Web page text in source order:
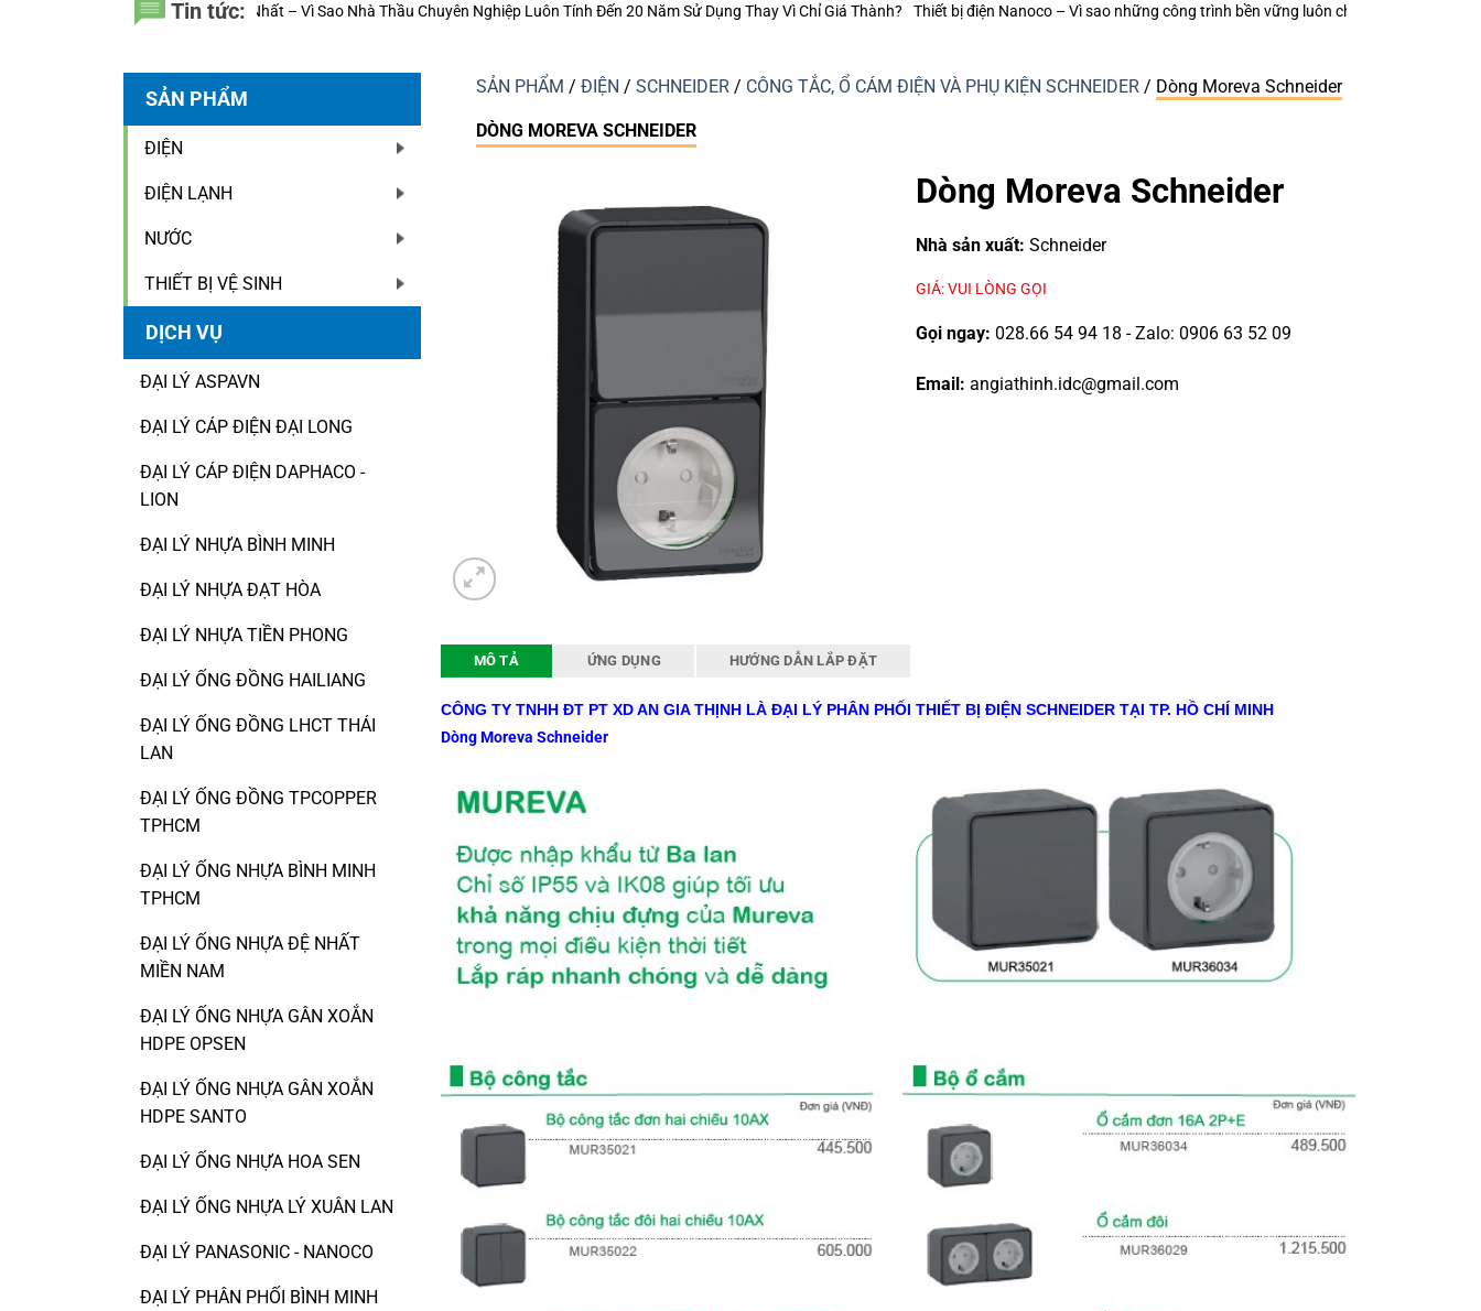
Tin tức:
Nhựa Đệ Nhất – Vì Sao Nhà Thầu Chuyên Nghiệp Luôn Tính Đến 20 Năm Sử Dụng Thay Vì Chỉ Giá Thành? Thiết bị điện Nanoco – Vì sao những công trình bền vững luôn chú trọng từng thiết bị điện nhỏ?
SẢN PHẨM
ĐIỆN
ĐIỆN LẠNH
NƯỚC
THIẾT BỊ VỆ SINH
DỊCH VỤ
ĐẠI LÝ ASPAVN
ĐẠI LÝ CÁP ĐIỆN ĐẠI LONG
ĐẠI LÝ CÁP ĐIỆN DAPHACO -
LION
ĐẠI LÝ NHỰA BÌNH MINH
ĐẠI LÝ NHỰA ĐẠT HÒA
ĐẠI LÝ NHỰA TIỀN PHONG
ĐẠI LÝ ỐNG ĐỒNG HAILIANG
ĐẠI LÝ ỐNG ĐỒNG LHCT THÁI
LAN
ĐẠI LÝ ỐNG ĐỒNG TPCOPPER
TPHCM
ĐẠI LÝ ỐNG NHỰA BÌNH MINH
TPHCM
ĐẠI LÝ ỐNG NHỰA ĐỆ NHẤT
MIỀN NAM
ĐẠI LÝ ỐNG NHỰA GÂN XOẮN
HDPE OPSEN
ĐẠI LÝ ỐNG NHỰA GÂN XOẮN
HDPE SANTO
ĐẠI LÝ ỐNG NHỰA HOA SEN
ĐẠI LÝ ỐNG NHỰA LÝ XUÂN LAN
ĐẠI LÝ PANASONIC - NANOCO
ĐẠI LÝ PHÂN PHỐI BÌNH MINH
SẢN PHẨM / ĐIỆN / SCHNEIDER / CÔNG TẮC, Ổ CÁM ĐIỆN VÀ PHỤ KIỆN SCHNEIDER / Dòng Moreva Schneider
DÒNG MOREVA SCHNEIDER
Dòng Moreva Schneider
Nhà sản xuất: Schneider
GIÁ: VUI LÒNG GỌI
Gọi ngay: 028.66 54 94 18 - Zalo: 0906 63 52 09
Email: angiathinh.idc@gmail.com
MÔ TẢ ỨNG DỤNG HƯỚNG DẪN LẮP ĐẶT
CÔNG TY TNHH ĐT PT XD AN GIA THỊNH LÀ ĐẠI LÝ PHÂN PHỐI THIẾT BỊ ĐIỆN SCHNEIDER TẠI TP. HỒ CHÍ MINH
Dòng Moreva Schneider